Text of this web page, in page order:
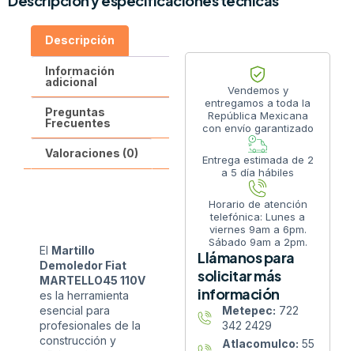
Descripción
Información
adicional
Preguntas
Frecuentes
Valoraciones (0)
El Martillo
Demoledor Fiat
MARTELLO45 110V
es la herramienta
esencial para
profesionales de la
construcción y
Vendemos y
entregamos a toda la
República Mexicana
con envío garantizado
Entrega estimada de 2
a 5 día hábiles
Horario de atención
telefónica: Lunes a
viernes 9am a 6pm.
Sábado 9am a 2pm.
Llámanos para
solicitar más
información
Metepec: 722
342 2429
Atlacomulco: 55